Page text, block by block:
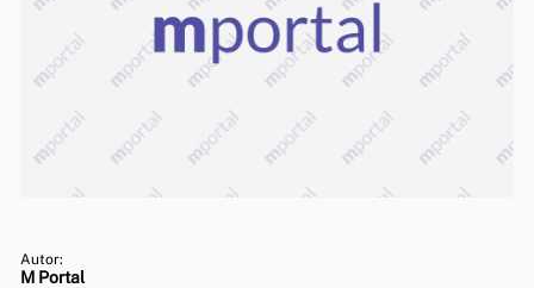
Autor:
M Portal